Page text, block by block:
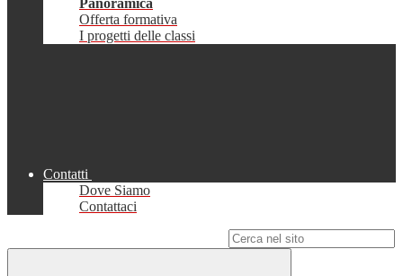
Panoramica
Offerta formativa
I progetti delle classi
Contatti
Dove Siamo
Contattaci